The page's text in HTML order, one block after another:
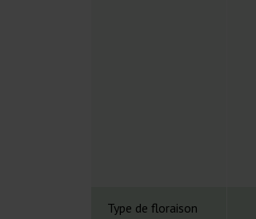
Type de floraison